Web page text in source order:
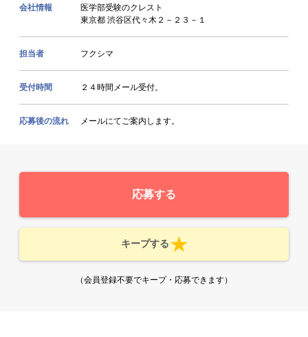
会社情報
医学部受験のクレスト
東京都 渋谷区代々木２－２３－１
担当者 フクシマ
受付時間 ２４時間メール受付。
応募後の流れ メールにてご案内します。
応募する
キープする
（会員登録不要でキープ・応募できます）